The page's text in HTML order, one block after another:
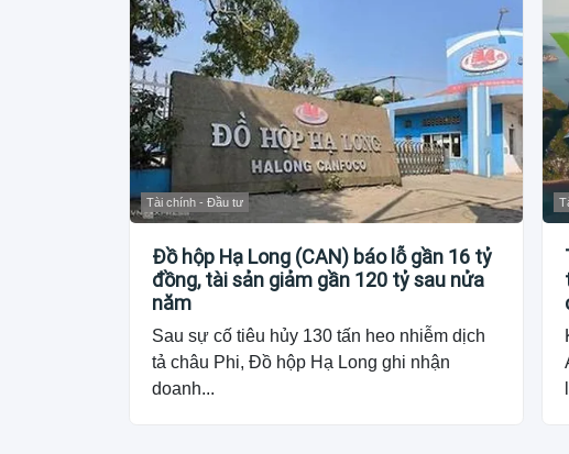
Tài chính - Đầu tư
Đồ hộp Hạ Long (CAN) báo lỗ gần 16 tỷ
đồng, tài sản giảm gần 120 tỷ sau nửa
năm
Sau sự cố tiêu hủy 130 tấn heo nhiễm dịch
tả châu Phi, Đồ hộp Hạ Long ghi nhận
doanh...